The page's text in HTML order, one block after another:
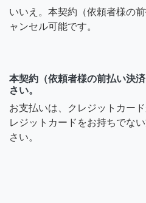
いいえ。本契約（依頼者様の
ャンセル可能です。
本契約（依頼者様の前払い決
さい。
お支払いは、クレジットカー
レジットカードをお持ちでな
さい。